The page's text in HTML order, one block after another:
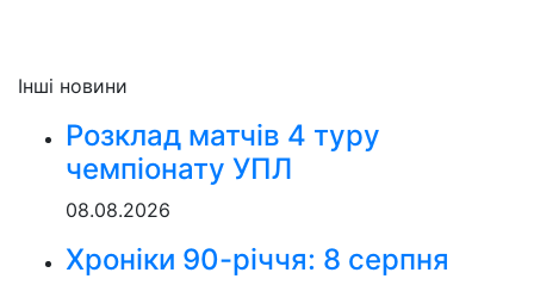
Інші новини
Розклад матчів 4 туру
чемпіонату УПЛ
08.08.2026
Хроніки 90-річчя: 8 серпня